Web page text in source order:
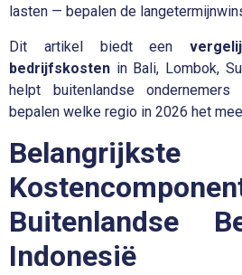
lasten — bepalen de
Dit artikel biedt een
bedrijfskosten in Bali, Lombok,
helpt buitenlandse ondernemers
bepalen welke regio in 2026 het
Belangrijkste
Buitenlandse
Indonesië